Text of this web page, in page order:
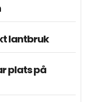
lantbruk
plats på